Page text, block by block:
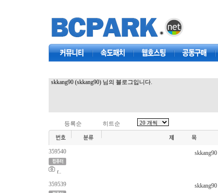
skkang90 (skkang90) 님의 블로그입니다.
등록순 히트순
359540
r..
skkang90
359539 skkang90